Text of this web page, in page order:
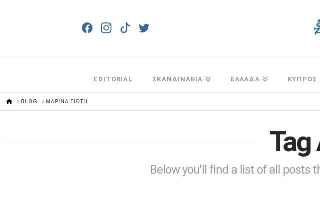
EDITORIAL ΣΚΑΝΔΙΝΑΒΙΑ ΕΛΛΑΔΑ ΚΥΠΡΟΣ
HOMEBLOG ΜΑΡΊΝΑ ΓΙΏΤΗ
Tag
Below you'll find a list of all posts